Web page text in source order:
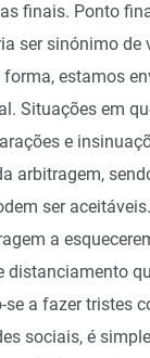
finais. Ponto
ser sinónimo
forma, estamos
Situações em
e
arbitragem,
ser
a
distanciamento
se a fazer tristes
sociais, é